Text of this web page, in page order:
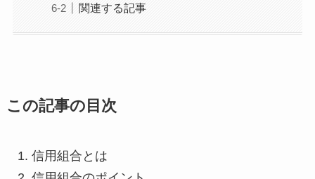
関連する記事
この記事の目次
信用組合とは